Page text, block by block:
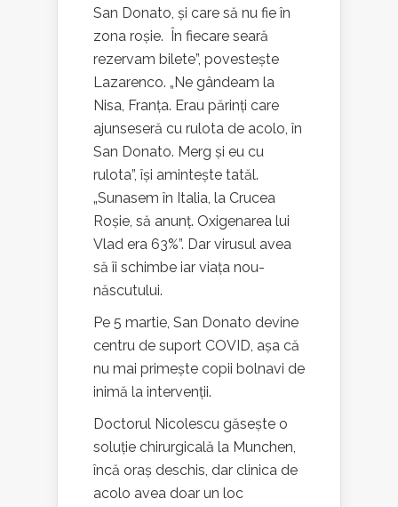
San Donato, și care să nu fie în
zona roșie. În fiecare seară
rezervam bilete”, povestește
Lazarenco. „Ne gândeam la
Nisa, Franța. Erau părinți care
ajunseseră cu rulota de acolo, în
San Donato. Merg și eu cu
rulota”, își amintește tatăl.
„Sunasem în Italia, la Crucea
Roșie, să anunț. Oxigenarea lui
Vlad era 63%”. Dar virusul avea
să îi schimbe iar viața nou-
născutului.
Pe 5 martie, San Donato devine
centru de suport COVID, așa că
nu mai primește copii bolnavi de
inimă la intervenții.
Doctorul Nicolescu găsește o
soluție chirurgicală la Munchen,
încă oraș deschis, dar clinica de
acolo avea doar un loc